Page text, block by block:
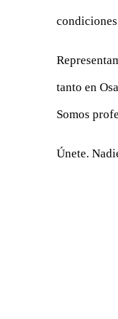
tanto en
Somos
Únete.